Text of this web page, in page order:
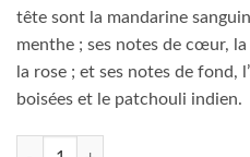
tête sont la mandarine
menthe ; ses notes de cœur,
la rose ; et ses notes de fond,
boisées et le patchouli indien.
quantité de Pack promo